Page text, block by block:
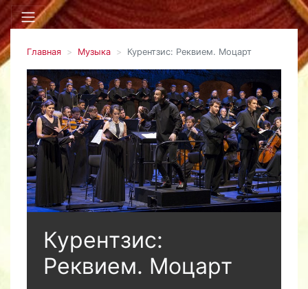
Главная Музыка Курентзис: Реквием. Моцарт
Курентзис:
Реквием. Моцарт